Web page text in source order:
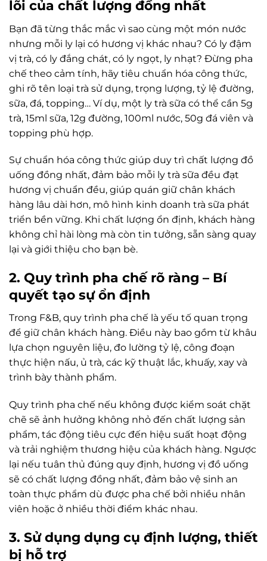
lõi của chất lượng đồng nhất
Bạn đã từng thắc mắc vì sao cùng một món nước
nhưng mỗi ly lại có hương vị khác nhau? Có ly đậm
vị trà, có ly đắng chát, có ly ngọt, ly nhạt? Đừng pha
chế theo cảm tính, hãy tiêu chuẩn hóa công thức,
ghi rõ tên loại trà sử dụng, trọng lượng, tỷ lệ đường,
sữa, đá, topping… Ví dụ, một ly trà sữa có thể cần 5g
trà, 15ml sữa, 12g đường, 100ml nước, 50g đá viên và
topping phù hợp.
Sự chuẩn hóa công thức giúp duy trì chất lượng đồ
uống đồng nhất, đảm bảo mỗi ly trà sữa đều đạt
hương vị chuẩn đều, giúp quán giữ chân khách
hàng lâu dài hơn, mô hình kinh doanh trà sữa phát
triển bền vững. Khi chất lượng ổn định, khách hàng
không chỉ hài lòng mà còn tin tưởng, sẵn sàng quay
lại và giới thiệu cho bạn bè.
2. Quy trình pha chế rõ ràng – Bí
quyết tạo sự ổn định
Trong F&B, quy trình pha chế là yếu tố quan trọng
để giữ chân khách hàng. Điều này bao gồm từ khâu
lựa chọn nguyên liệu, đo lường tỷ lệ, công đoạn
thực hiện nấu, ủ trà, các kỹ thuật lắc, khuấy, xay và
trình bày thành phẩm.
Quy trình pha chế nếu không được kiểm soát chặt
chẽ sẽ ảnh hưởng không nhỏ đến chất lượng sản
phẩm, tác động tiêu cực đến hiệu suất hoạt động
và trải nghiệm thương hiệu của khách hàng. Ngược
lại nếu tuân thủ đúng quy định, hương vị đồ uống
sẽ có chất lượng đồng nhất, đảm bảo vệ sinh an
toàn thực phẩm dù được pha chế bởi nhiều nhân
viên hoặc ở nhiều thời điểm khác nhau.
3. Sử dụng dụng cụ định lượng, thiết
bị hỗ trợ